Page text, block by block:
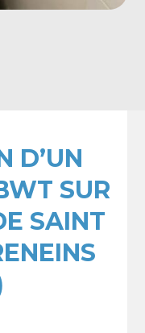
D’UN
SUR
SAINT